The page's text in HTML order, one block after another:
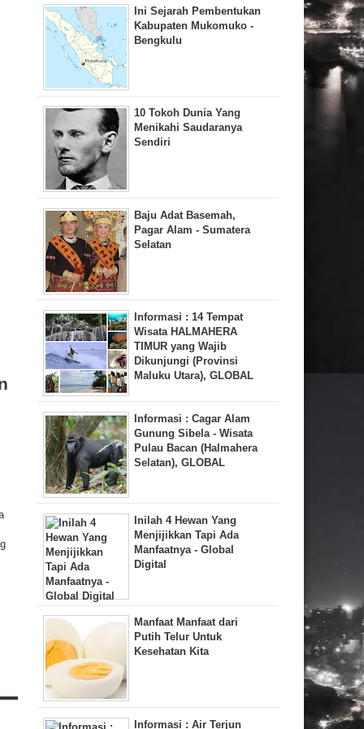
Ini Sejarah Pembentukan
Kabupaten Mukomuko -
Bengkulu
10 Tokoh Dunia Yang
Menikahi Saudaranya
Sendiri
Baju Adat Basemah,
Pagar Alam - Sumatera
Selatan
Informasi : 14 Tempat
Wisata HALMAHERA
TIMUR yang Wajib
Dikunjungi (Provinsi
Maluku Utara), GLOBAL
Informasi : Cagar Alam
Gunung Sibela - Wisata
Pulau Bacan (Halmahera
Selatan), GLOBAL
Inilah 4 Hewan Yang
Menjijikkan Tapi Ada
Manfaatnya - Global
Digital
Manfaat Manfaat dari
Putih Telur Untuk
Kesehatan Kita
Informasi : Air Terjun